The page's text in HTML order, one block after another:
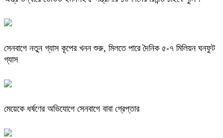
সেনবাগে নতুন গ্যাস কূপের খনন শুরু, মিলতে পারে দৈনিক ৫-৭ মিলিয়ন ঘনফুট
গ্যাস
মেয়েকে ধর্ষণের অভিযোগে সেনবাগে বাবা গ্রেপ্তার